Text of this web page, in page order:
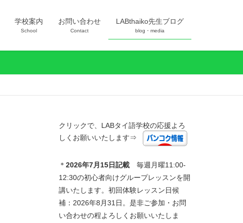
学校案内
School
お問い合わせ
Contact
LABthaiko先生ブログ
blog・media
クリックで、LABタイ語学校の応援よろ
しくお願いいたします⇒
＊ 2026年7月15日記載毎週月曜11:00-
12:30の初心者向けグループレッスンを開
講いたします。初回体験レッスン日候
補：2026年8月31日。是非ご参加・お問
い合わせの程よろしくお願いいたしま